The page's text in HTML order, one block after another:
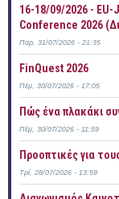
16-18/09/2026 -
Conference 2026
Παρ, 31/07/2026 - 21:35
FinQuest 2026
Πέμ, 30/07/2026 - 17:05
Πώς ένα πλακάκι
Πέμ, 30/07/2026 - 11:59
Προοπτικές για
Τρί, 28/07/2026 - 13:59